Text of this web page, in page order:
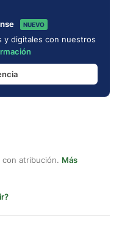
NUEVO
y digitales con nuestros
con atribución. Más